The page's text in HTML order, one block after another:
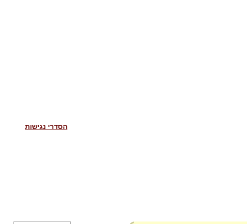
הסדרי נגישות